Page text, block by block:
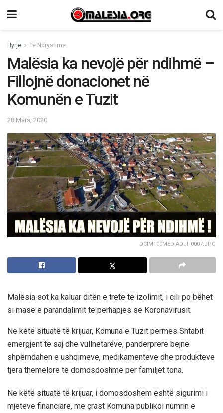
Hyrje Të Ndryshme
Malësia ka nevojë për ndihmë –
Fillojnë donacionet në
Komunën e Tuzit
28 Mars, 2020
DCIM100MEDIADJI_0007.JPG
Malësia sot ka kaluar ditën e tretë të izolimit, i cili po bëhet
si masë e parandalimit të përhapjes së Koronavirusit.
Në këtë situatë të krijuar, Komuna e Tuzit përmes Shtabit
emergjent të saj dhe vullnetarëve, pandërprerë bëjnë
shpërndahen e ushqimeve, medikamenteve dhe produkteve
tjera themelore të domosdoshme për familjet tona.
Në këtë situatë të krijuar, i domosdoshëm është sigurimi i
mjeteve financiare, me çrast Komuna publikoi numrin e